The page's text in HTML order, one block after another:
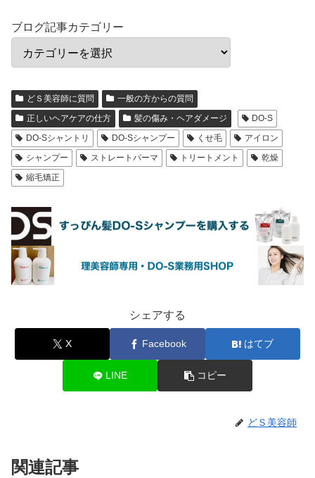
ブログ記事カテゴリー
どＳ美容師に質問
一般の方からの質問
正しいヘアケアの仕方
髪の傷み・ヘアダメージ
DO-S
DO-Sシャントリ
DO-Sシャンプー くせ毛
アイロン
シャンプー
ストレートパーマ トリートメント
乾燥
縮毛矯正
シェアする
X Facebook はてブ
LINE コピー
どＳ美容師
関連記事